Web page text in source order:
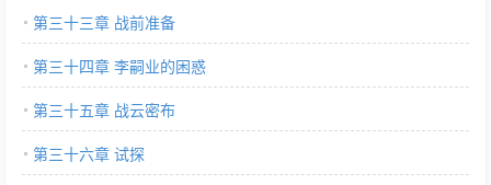
第三十三章 战前准备
第三十四章 李嗣业的困惑
第三十五章 战云密布
第三十六章 试探